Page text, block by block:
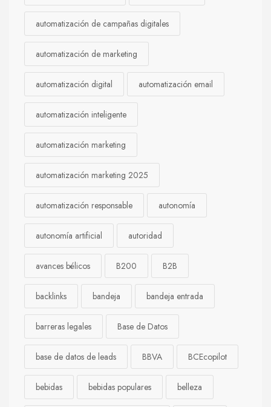
automatización de campañas digitales
automatización de marketing
automatización digital automatización email
automatización inteligente
automatización marketing
automatización marketing 2025
automatización responsable autonomía
autonomía artificial autoridad
avances bélicos B200 B2B
backlinks bandeja bandeja entrada
barreras legales Base de Datos
base de datos de leads BBVA BCEcopilot
bebidas bebidas populares belleza